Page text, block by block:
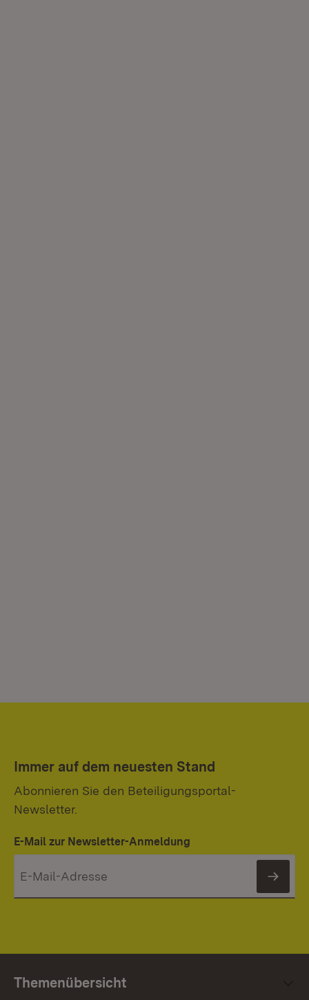
Immer auf dem neuesten Stand
Abonnieren Sie den Beteiligungsportal-
Newsletter.
E-Mail zur Newsletter-Anmeldung
Themenübersicht